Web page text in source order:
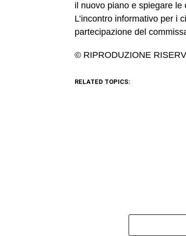
il nuovo piano e spiegare
L’incontro informativo per i
partecipazione del
© RIPRODUZIONE
RELATED TOPICS: